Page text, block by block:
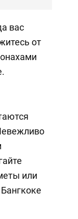
вас
от
или